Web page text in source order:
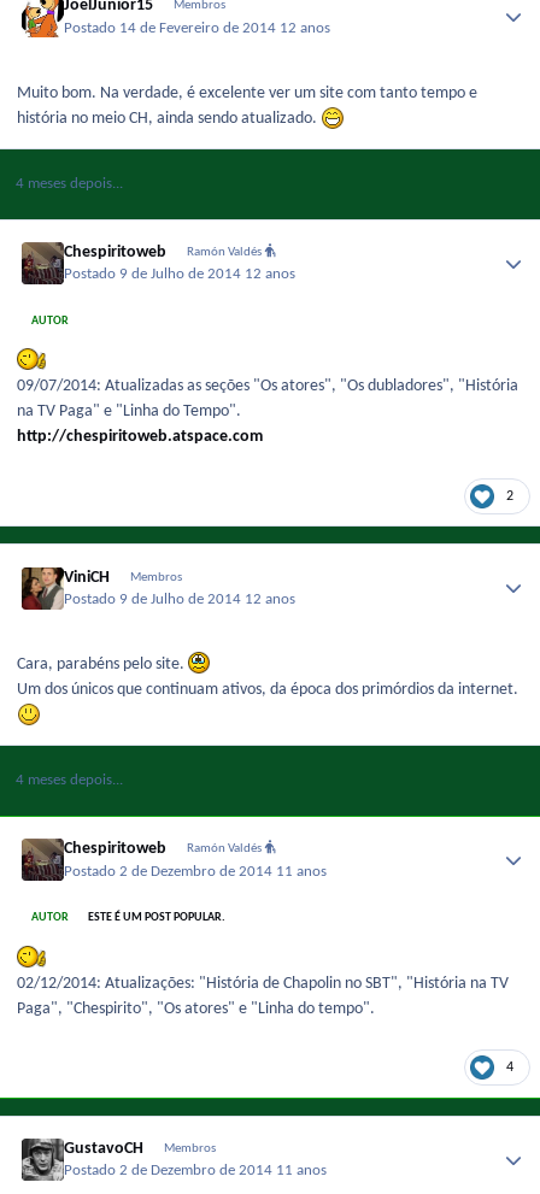
JoelJunior15 Membros
Postado 14 de Fevereiro de 2014 12 anos
Muito bom. Na verdade, é excelente ver um site com tanto tempo e
história no meio CH, ainda sendo atualizado.
4 meses depois...
Chespiritoweb Ramón Valdés
Postado 9 de Julho de 2014 12 anos
AUTOR
09/07/2014: Atualizadas as seções "Os atores", "Os dubladores", "História
na TV Paga" e "Linha do Tempo".
http://chespiritoweb.atspace.com
2
ViniCH Membros
Postado 9 de Julho de 2014 12 anos
Cara, parabéns pelo site.
Um dos únicos que continuam ativos, da época dos primórdios da internet.
4 meses depois...
Chespiritoweb Ramón Valdés
Postado2 de Dezembro de 2014 11 anos
AUTOR ESTE É UM POST POPULAR.
02/12/2014: Atualizações: "História de Chapolin no SBT", "História na TV
Paga", "Chespirito", "Os atores" e "Linha do tempo".
4
GustavoCH Membros
Postado2 de Dezembro de 2014 11 anos